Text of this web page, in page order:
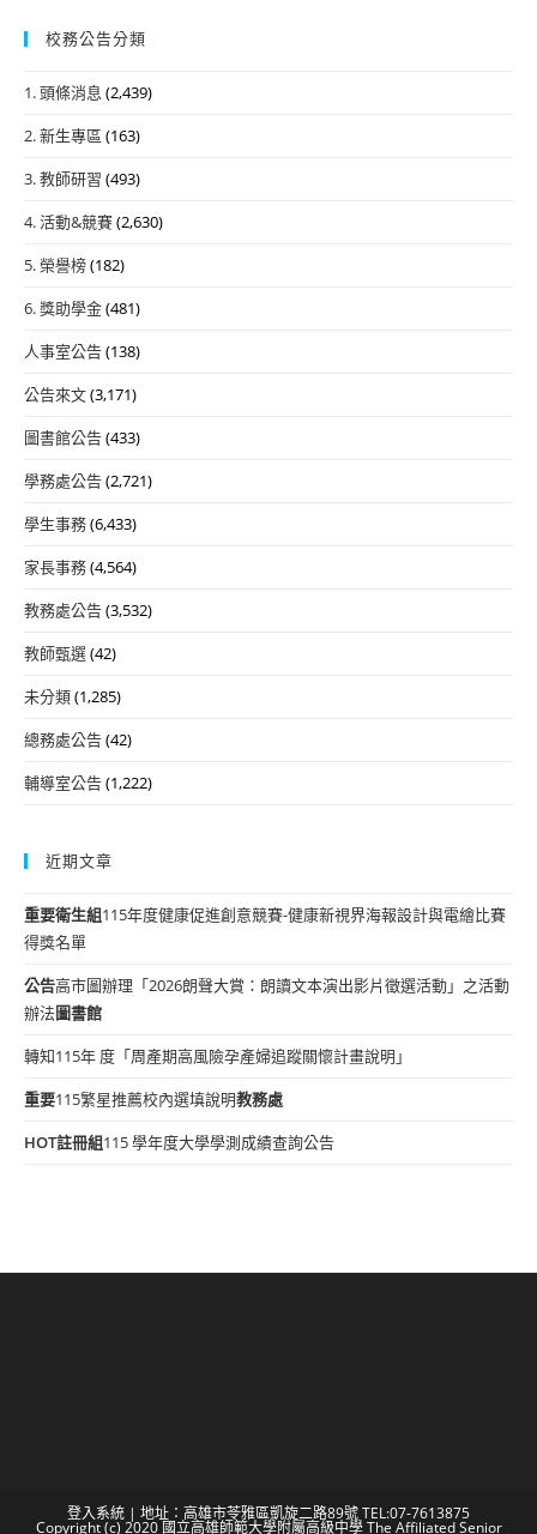
校務公告分類
1. 頭條消息 (2,439)
2. 新生專區 (163)
3. 教師研習 (493)
4. 活動&競賽(2,630)
5. 榮譽榜(182)
6. 獎助學金(481)
人事室公告(138)
公告來文(3,171)
圖書館公告(433)
學務處公告(2,721)
學生事務(6,433)
家長事務(4,564)
教務處公告(3,532)
教師甄選(42)
未分類(1,285)
總務處公告(42)
輔導室公告(1,222)
近期文章
重要衛生組115年度健康促進創意競賽-健康新視界海報設計與電繪比賽
得獎名單
公告高市圖辦理「2026朗聲大賞：朗讀文本演出影片徵選活動」之活動
辦法圖書館
轉知115年 度「周產期高風險孕產婦追蹤關懷計畫說明」
重要115繁星推薦校內選填說明教務處
HOT註冊組115 學年度大學學測成績查詢公告
登入系統 | 地址：高雄市苓雅區凱旋二路89號 TEL:07-7613875
Copyright (c) 2020 國立高雄師範大學附屬高級中學 The Affiliated Senior